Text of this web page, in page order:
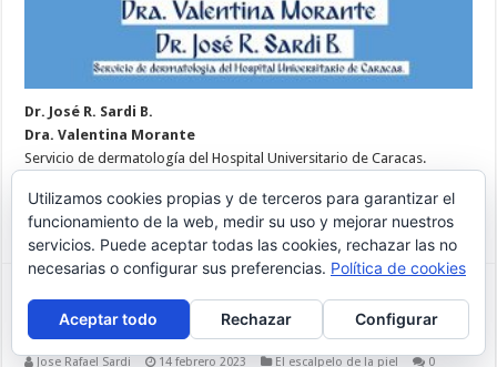
Dr. José R. Sardi B.
Dra. Valentina Morante
Servicio de dermatología del Hospital Universitario de Caracas.
Ampliar »
Tratamiento de un carcinoma basocelular
en el dorso nasal
Jose Rafael Sardi 14 febrero 2023 El escalpelo de la piel 0
Utilizamos cookies propias y de terceros para garantizar el
funcionamiento de la web, medir su uso y mejorar nuestros
servicios. Puede aceptar todas las cookies, rechazar las no
necesarias o configurar sus preferencias. Política de cookies
Aceptar todo Rechazar Configurar